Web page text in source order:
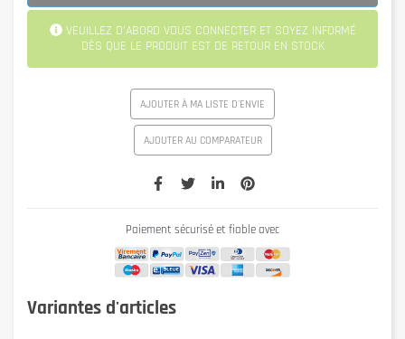
VEUILLEZ D'ABORD VOUS CONNECTER ET SOYEZ INFORMÉ
DÈS QUE LE PRODUIT EST DE RETOUR EN STOCK
AJOUTER À MA LISTE D'ENVIE
AJOUTER AU COMPARATEUR
Paiement sécurisé et fiable avec
Variantes d'articles